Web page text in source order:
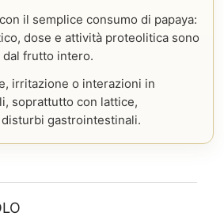
il semplice consumo di papaya:
dose e attività proteolitica sono
frutto intero.
irritazione o interazioni in
soprattutto con lattice,
gastrointestinali.